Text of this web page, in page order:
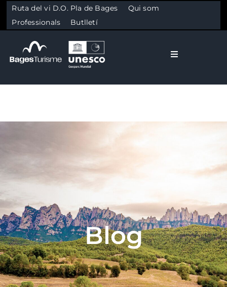
Ruta del vi D.O. Pla de Bages
Qui som
Professionals
Butlletí
Toggle
Gastronomia
Planifica
Blog